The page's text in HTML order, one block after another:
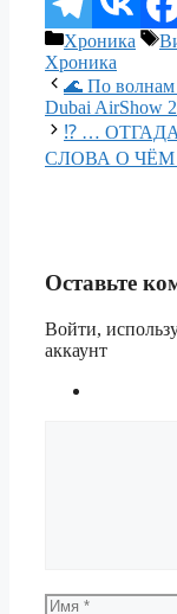
Рубрики
Хроника
Хроника
🌊 По
Dubai AirShow
⁉️ …
СЛОВА О ЧЁМ
Оставьте
Войти,
аккаунт
Имя